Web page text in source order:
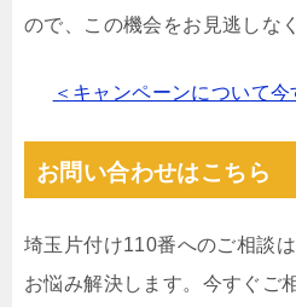
ので、この機会をお見逃しな
＜キャンペーンについて
お問い合わせはこちら
埼玉片付け110番へのご相談
お悩み解決します。今すぐご